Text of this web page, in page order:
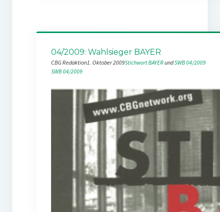
04/2009: Wahlsieger BAYER
CBG Redaktion1. Oktober 2009Stichwort BAYER und SWB 04/2009
SWB 04/2009